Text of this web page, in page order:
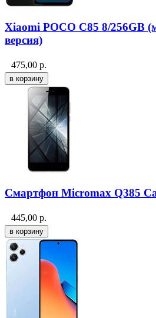
Xiaomi POCO C85 8/256GB
версия)
475,00 р.
Смартфон Micromax Q385
445,00 р.